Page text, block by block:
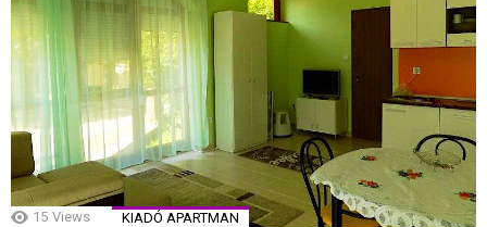
15 Views KIADÓ APARTMAN